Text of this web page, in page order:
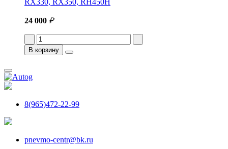
24 000 ₽
В корзину
8(965)472-22-99
pnevmo-centr@bk.ru